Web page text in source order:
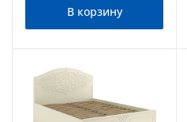
В корзину